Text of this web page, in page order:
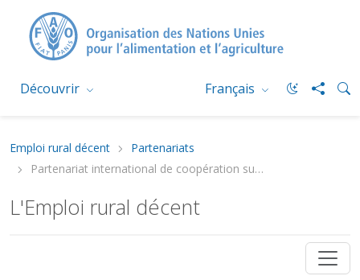
Découvrir Français
Emploi rural décent
Partenariats
Partenariat international de coopération sur le travail des enfants dans l'agriculture
L'Emploi rural décent